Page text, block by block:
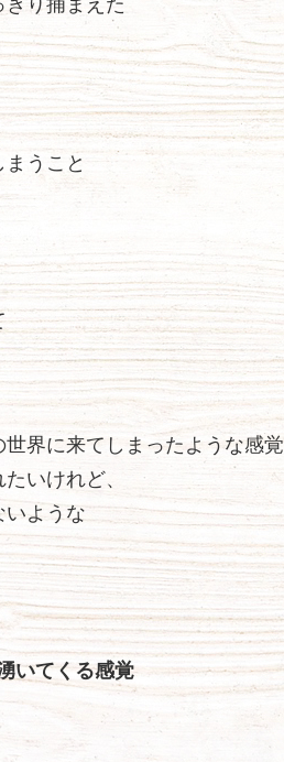
り捕まえた
うこと
界に来てしまったような感覚
いけれど、
いような
いてくる感覚